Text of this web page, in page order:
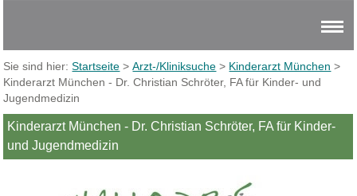
Sie sind hier:Startseite >Arzt-/Kliniksuche > Kinderarzt München >
Kinderarzt München - Dr. Christian Schröter, FA für Kinder- und
Jugendmedizin
Kinderarzt München - Dr. Christian Schröter, FA für Kinder-
und Jugendmedizin